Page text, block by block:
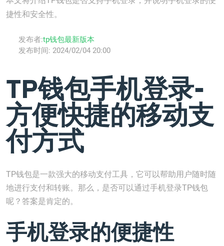
捷性和安全性。
发布者:tp钱包最新版本
发布时间: 2024/02/04 20:00
TP钱包手机登录-
方便快捷的移动支
付方式
TP钱包是一款强大的移动支付工具，它可以帮助用户随时随
地进行支付和转账。那么，是否可以通过手机登录TP钱包
呢？答案是肯定的。
手机登录的便捷性